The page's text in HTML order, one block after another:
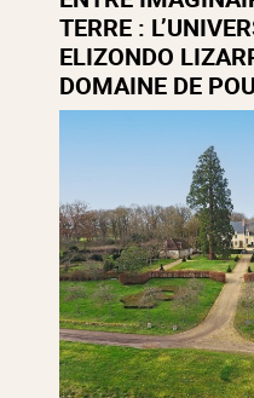
TERRE :
ELIZONDO
DOMAINE DE